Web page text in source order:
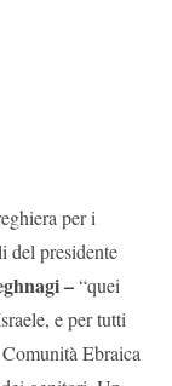
per i
del presidente
–“quei
e per tutti
Ebraica